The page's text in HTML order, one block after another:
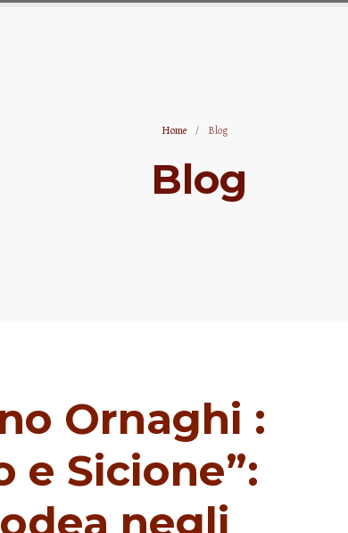
Home / Blog
Blog
Ornaghi :
e Sicione”:
negli